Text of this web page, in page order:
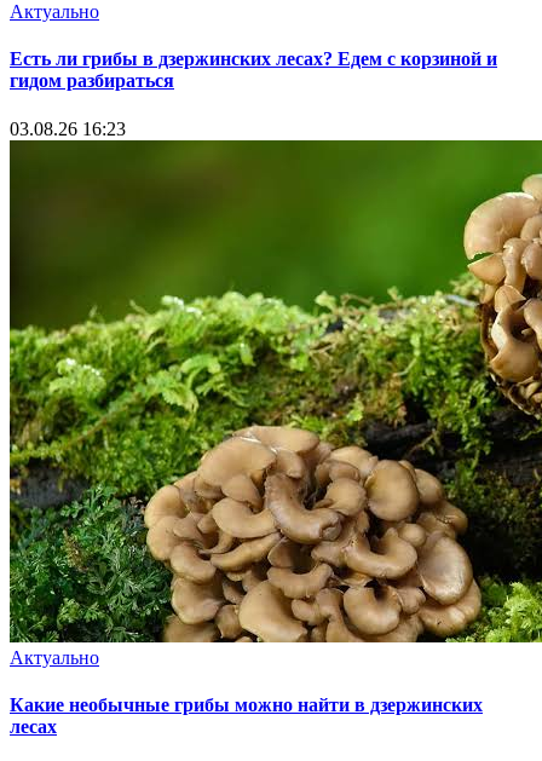
Актуально
Есть ли грибы в дзержинских лесах? Едем с корзиной и
гидом разбираться
03.08.26 16:23
Актуально
Какие необычные грибы можно найти в дзержинских
лесах